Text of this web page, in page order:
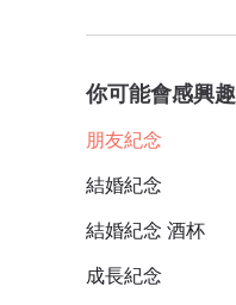
你可能會感興趣
朋友紀念
結婚紀念
結婚紀念 酒杯
成長紀念